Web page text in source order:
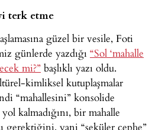
terk etme
güzel bir vesile, Foti
günlerde yazdığı “Sol ‘mahalle
mi?” başlıklı yazı oldu.
kimliksel kutuplaşmalar
“mahallesini” konsolide
kalmadığını, bir mahalle
gerektiğini, yani “seküler cephe”